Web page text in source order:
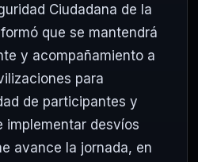
Ciudadana de la
que se mantendrá
y acompañamiento a
para
de participantes y
implementar desvíos
avance la jornada, en